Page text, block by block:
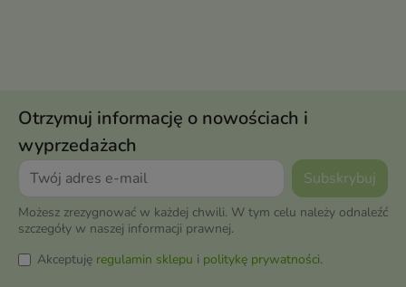
Otrzymuj informację o nowościach i
wyprzedażach
Możesz zrezygnować w każdej chwili. W tym celu należy odnaleźć
szczegóły w naszej informacji prawnej.
Akceptuję regulamin sklepu i politykę prywatności.